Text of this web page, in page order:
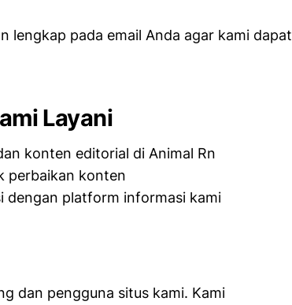
lengkap pada email Anda agar kami dapat
Layani
konten editorial di Animal Rn
perbaikan konten
dengan platform informasi kami
dan pengguna situs kami. Kami